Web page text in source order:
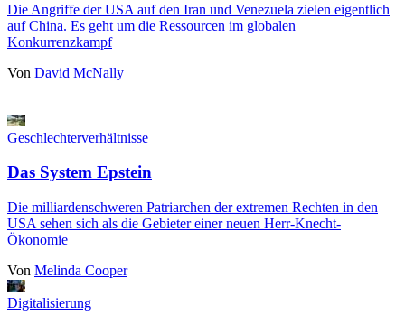
Die Angriffe der USA auf den Iran und Venezuela zielen eigentlich
auf China. Es geht um die Ressourcen im globalen
Konkurrenzkampf
Von David McNally
Geschlechterverhältnisse
Das System Epstein
Die milliardenschweren Patriarchen der extremen Rechten in den
USA sehen sich als die Gebieter einer neuen Herr-Knecht-
Ökonomie
Von Melinda Cooper
Digitalisierung